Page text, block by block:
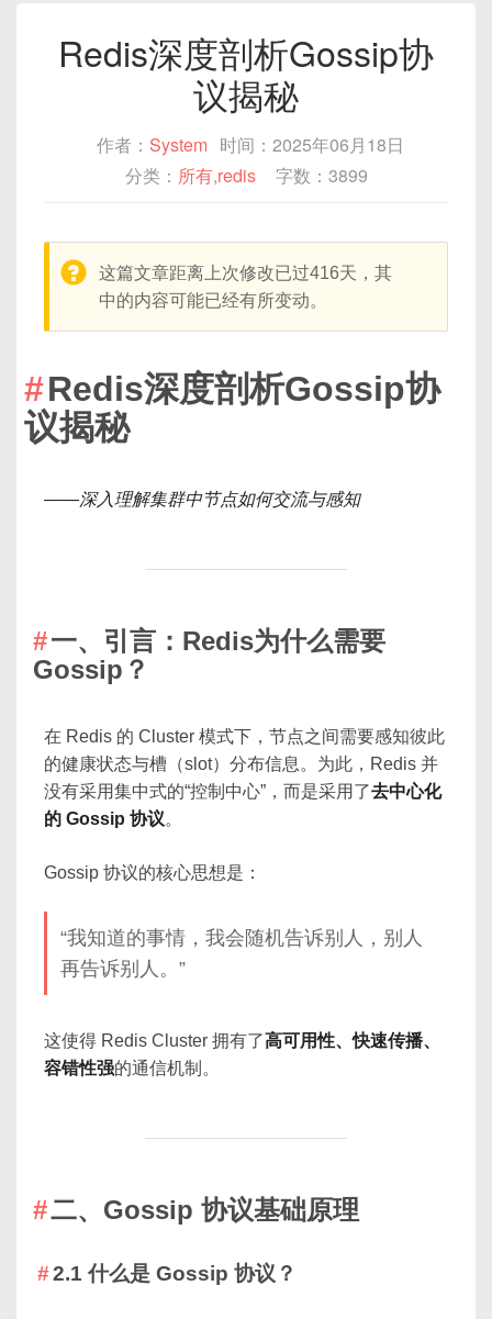
Redis深度剖析Gossip协
议揭秘
作者： System 时间：2025年06月18日
分类： 所有,redis 字数：3899
warning:
这篇文章距离上次修改已过416天，其
中的内容可能已经有所变动。
Redis深度剖析Gossip协
议揭秘
——深入理解集群中节点如何交流与感知
一、引言：Redis为什么需要
Gossip？
在 Redis 的 Cluster 模式下，节点之间需要感知彼此
的健康状态与槽（slot）分布信息。为此，Redis 并
没有采用集中式的“控制中心”，而是采用了去中心化
的 Gossip 协议。
Gossip 协议的核心思想是：
“我知道的事情，我会随机告诉别人，别人
再告诉别人。”
这使得 Redis Cluster 拥有了高可用性、快速传播、
容错性强的通信机制。
二、Gossip 协议基础原理
2.1 什么是 Gossip 协议？